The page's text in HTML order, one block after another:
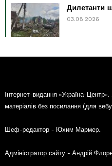
Дилетанти
03.08.2026
Інтернет-видання «Україна-
матеріалів без посилання (для
Шеф-редактор - Юхим Мармер.
Адміністратор сайту - Андрій